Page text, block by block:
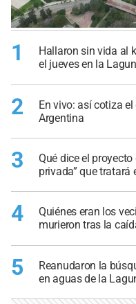
1
Hallaron sin vida al
el jueves en la
2
En vivo: así cotiza
Argentina
3
Qué dice el
privada” que tratará
4
Quiénes eran los
murieron tras la
5
Reanudaron la
en aguas de la